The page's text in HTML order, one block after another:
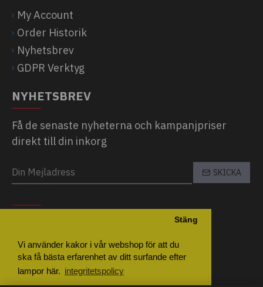
Vi använder kakor i vår webshop för att du
ska få bästa erfarenhet av ditt surfande efter
lampor här. integritetspolicy
Stäng
My Account
Order Historik
Nyhetsbrev
GDPR Verktyg
NYHETSBREV
Få de senaste nyheterna och kampanjpriser
direkt till din inkorg
SKICKA